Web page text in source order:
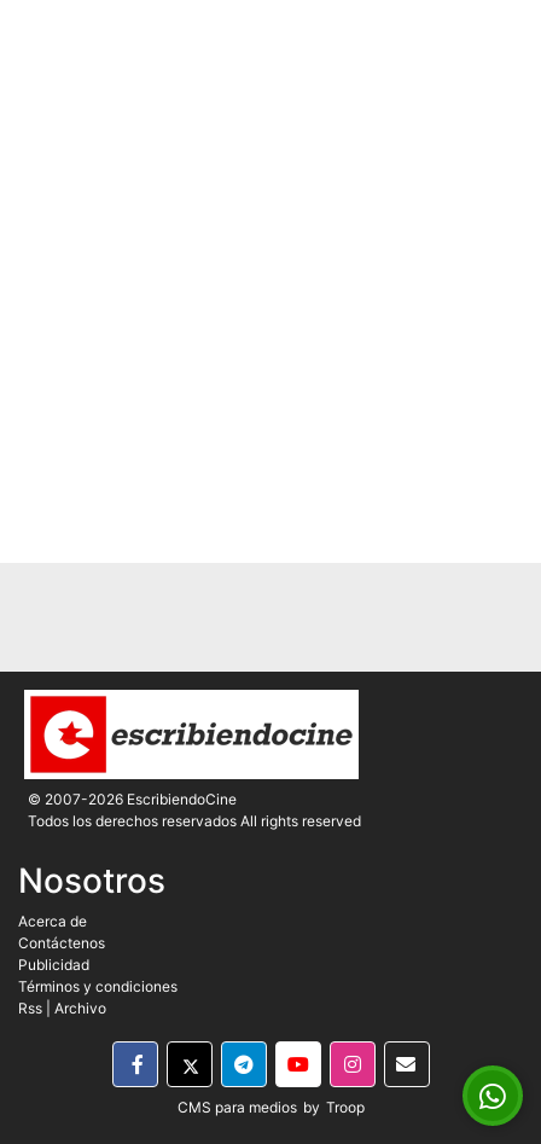
© 2007-2026 EscribiendoCine
Todos los derechos reservados All rights reserved
Nosotros
Acerca de
Contáctenos
Publicidad
Términos y condiciones
Rss
Archivo
CMS para medios by Troop